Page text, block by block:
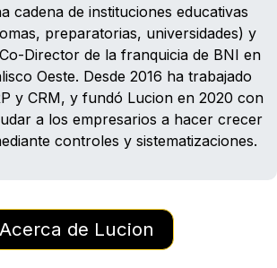
cadena de instituciones educativas
preparatorias, universidades) y
Director de la franquicia de BNI en
Oeste. Desde 2016 ha trabajado
y CRM, y fundó Lucion en 2020 con
a los empresarios a hacer crecer
controles y sistematizaciones.
Acerca de Lucion